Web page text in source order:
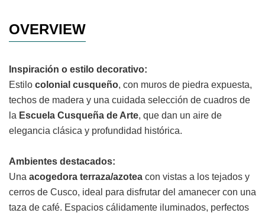
OVERVIEW
Inspiración o estilo decorativo:
Estilo colonial cusqueño, con muros de piedra expuesta,
techos de madera y una cuidada selección de cuadros de
la Escuela Cusqueña de Arte, que dan un aire de
elegancia clásica y profundidad histórica.
Ambientes destacados:
Una acogedora terraza/azotea con vistas a los tejados y
cerros de Cusco, ideal para disfrutar del amanecer con una
taza de café. Espacios cálidamente iluminados, perfectos